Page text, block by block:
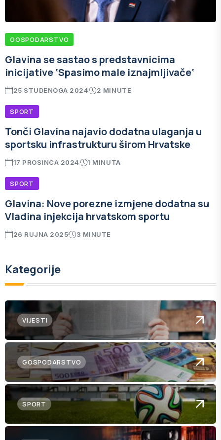
GOSPODARSTVO
Glavina se sastao s predstavnicima
inicijative ‘Spasimo male iznajmljivače‘
25 STUDENOGA 2024 2 MINUTE
SPORT
Tonči Glavina najavio dodatna ulaganja u
sportsku infrastrukturu širom Hrvatske
17 PROSINCA 2024 1 MINUTA
SPORT
Glavina: Nove porezne izmjene dodatna su
Vladina injekcija hrvatskom sportu
26 RUJNA 2025 3 MINUTE
Kategorije
VIJESTI
GOSPODARSTVO
SPORT